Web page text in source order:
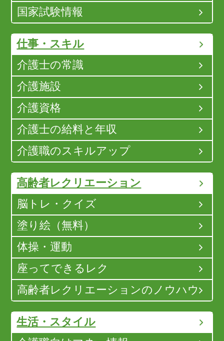
国家試験情報
仕事・スキル
介護士の常識
介護施設
介護資格
介護士の給料と年収
介護職のスキルアップ
高齢者レクリエーション
脳トレ・クイズ
塗り絵（無料）
体操・運動
座ってできるレク
高齢者レクリエーションのノウハウ
生活・スタイル